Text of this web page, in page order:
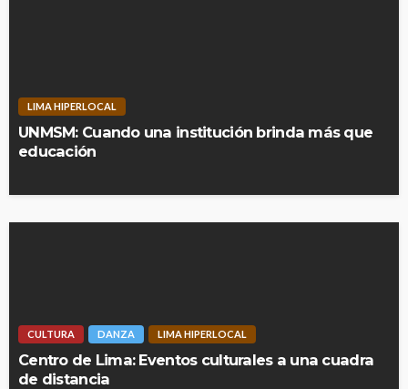
LIMA HIPERLOCAL
UNMSM: Cuando una institución brinda más que
educación
CULTURA DANZA LIMA HIPERLOCAL
Centro de Lima: Eventos culturales a una cuadra
de distancia